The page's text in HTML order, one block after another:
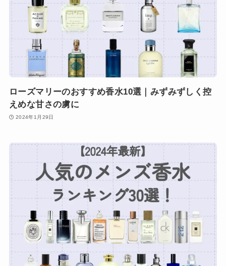
ローズマリーのおすすめ香水10選｜みずみずしく控
えめな甘さの虜に
2024年1月29日